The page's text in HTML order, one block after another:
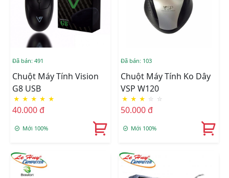
Đã bán: 491
Chuột Máy Tính Vision
G8 USB
★ ★ ★ ★ ★
40.000 đ
Mới 100%
Đã bán: 103
Chuột Máy Tính Ko Dây
VSP W120
★ ★ ★ ☆ ☆
50.000 đ
Mới 100%